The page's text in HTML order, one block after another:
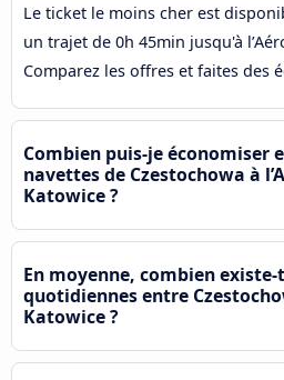
Le ticket le moins cher est
un trajet de 0h 45min jusqu'à
Comparez les offres et faites des
Combien puis-je économiser
navettes de Czestochowa à
Katowice ?
En moyenne, combien
quotidiennes entre
Katowice ?